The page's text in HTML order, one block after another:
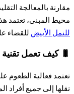
مقارنة بالمعالجة
محيط المبنى، تعتمد
للنمل الأبيضللقضاء
🐛 كيف تعمل تقنية
تعتمد فعالية الطعوم
نقلها إلى جميع أفراد